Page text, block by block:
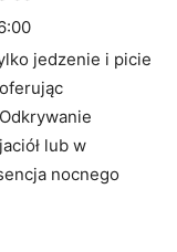
jedzenie i picie
lub w
nocnego